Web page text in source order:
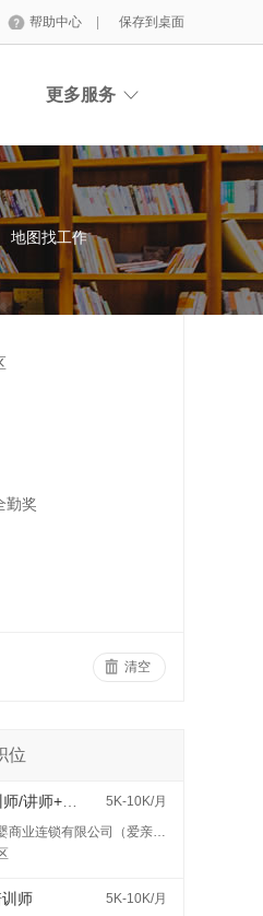
帮助中心 保存到桌面
更多服务
地图找工作
勤奖
清空
位
5K-10K/月
爱亲母婴商业连锁有限公司（爱亲母婴）
师
5K-10K/月